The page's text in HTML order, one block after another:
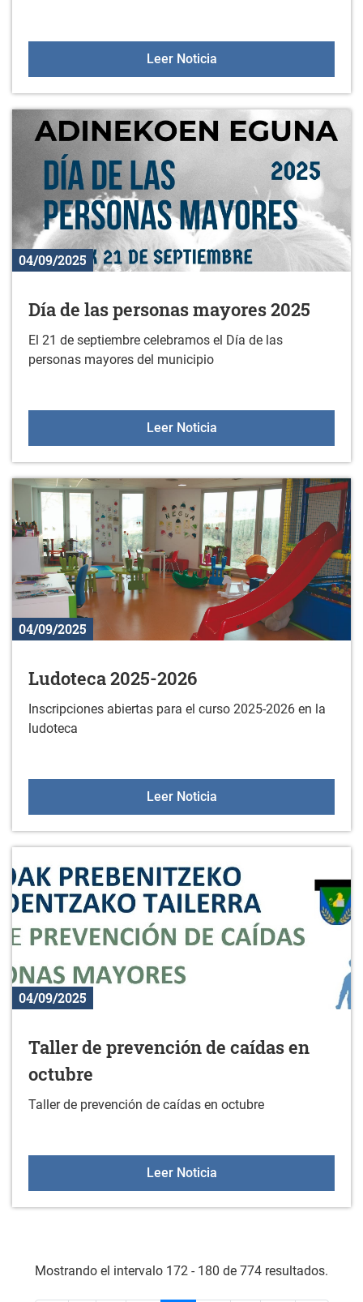
Leer NoticiaCurso de ejercicios
04/09/2025
Día de las personas mayores 2025
El 21 de septiembre celebramos el Día de las
personas mayores del municipio
Leer NoticiaDía de las personas
04/09/2025
Ludoteca 2025-2026
Inscripciones abiertas para el curso 2025-2026 en la
ludoteca
Leer NoticiaLudoteca 2025-2026
04/09/2025
Taller de prevención de caídas en
octubre
Taller de prevención de caídas en octubre
Leer NoticiaTaller de prevención de
Mostrando el intervalo 172 - 180 de 774 resultados.